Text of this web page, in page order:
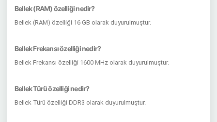
Bellek (RAM) özelliği nedir?
Bellek (RAM) özelliği 16 GB olarak duyurulmuştur.
Bellek Frekansı özelliği nedir?
Bellek Frekansı özelliği 1600 MHz olarak duyurulmuştur.
Bellek Türü özelliği nedir?
Bellek Türü özelliği DDR3 olarak duyurulmuştur.